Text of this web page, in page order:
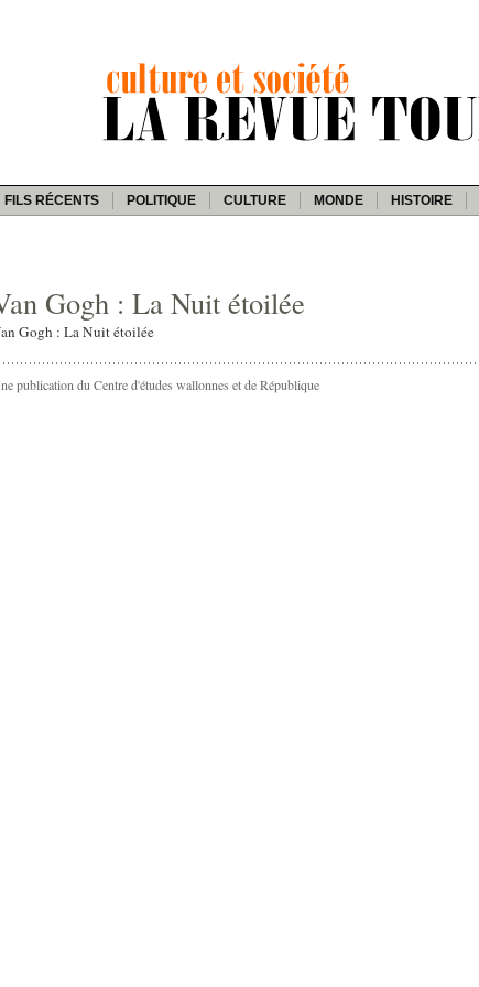
FILS RÉCENTS POLITIQUE CULTURE MONDE HISTOIRE
Gogh : La Nuit étoilée
Gogh : La Nuit étoilée
publication du Centre d'études wallonnes et de République